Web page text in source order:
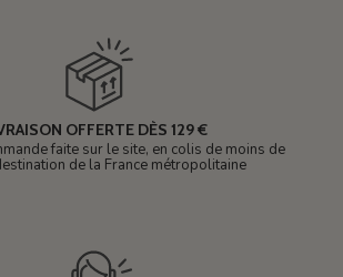
OFFERTE DÈS 129 €
faite sur le site, en colis de moins de
de la France métropolitaine